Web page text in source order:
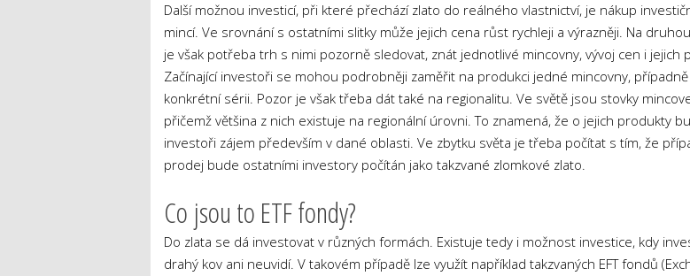
Další možnou investicí, při které přechází zlato do reálného vlastnictví, je nákup
mincí. Ve srovnání s ostatními slitky může jejich cena růst rychleji a výrazněji. Na
je však potřeba trh s nimi pozorně sledovat, znát jednotlivé mincovny, vývoj cen i jejich
Začínající investoři se mohou podrobněji zaměřit na produkci jedné mincovny,
konkrétní sérii. Pozor je však třeba dát také na regionalitu. Ve světě jsou stovky
přičemž většina z nich existuje na regionální úrovni. To znamená, že o jejich produkty
investoři zájem především v dané oblasti. Ve zbytku světa je třeba počítat s tím, že
prodej bude ostatními investory počítán jako takzvané zlomkové zlato.
Co jsou to ETF fondy?
Do zlata se dá investovat v různých formách. Existuje tedy i možnost investice, kdy
drahý kov ani neuvidí. V takovém případě lze využít například takzvaných EFT fondů